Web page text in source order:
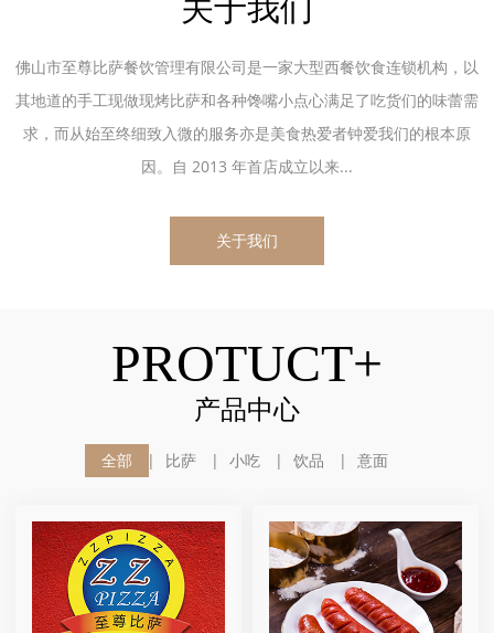
佛山市至尊比萨餐饮管理有限公司是一家大型西餐饮食连锁机构，以
其地道的手工现做现烤比萨和各种馋嘴小点心满足了吃货们的味蕾需
求，而从始至终细致入微的服务亦是美食热爱者钟爱我们的根本原
因。自 2013 年首店成立以来...
关于我们
PROTUCT+
产品中心
全部 比萨 小吃 饮品 意面